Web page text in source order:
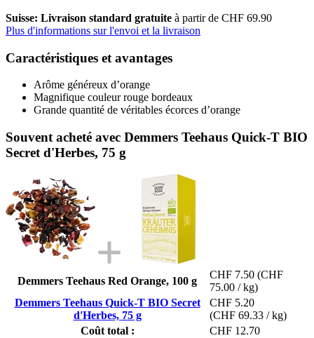
Suisse: Livraison standard gratuite à partir de CHF 69.90
Plus d'informations sur l'envoi et la livraison
Caractéristiques et avantages
Arôme généreux d’orange
Magnifique couleur rouge bordeaux
Grande quantité de véritables écorces d’orange
Souvent acheté avec Demmers Teehaus Quick-T BIO
Secret d'Herbes, 75 g
Demmers Teehaus Red Orange, 100 g
CHF 7.50 (CHF
75.00 / kg)
Demmers Teehaus Quick-T BIO Secret
d'Herbes, 75 g
CHF 5.20
(CHF 69.33 / kg)
Coût total :
CHF 12.70